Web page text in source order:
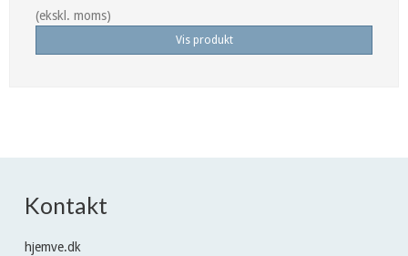
(ekskl. moms)
Vis produkt
Kontakt
hjemve.dk